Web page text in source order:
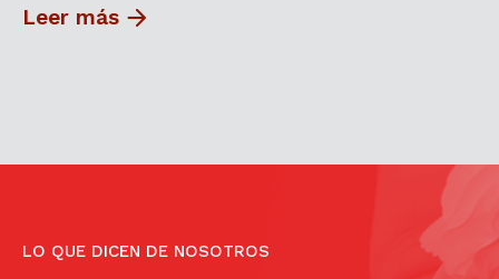
Leer más
LO QUE DICEN DE NOSOTROS